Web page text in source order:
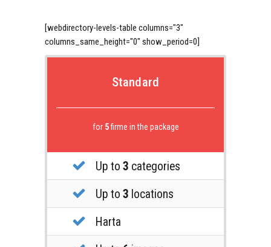
[webdirectory-levels-table columns="3"
columns_same_height="0" show_period=0]
Standard
for 5firme in the package
Up to 3 categories
Up to 3 locations
Harta